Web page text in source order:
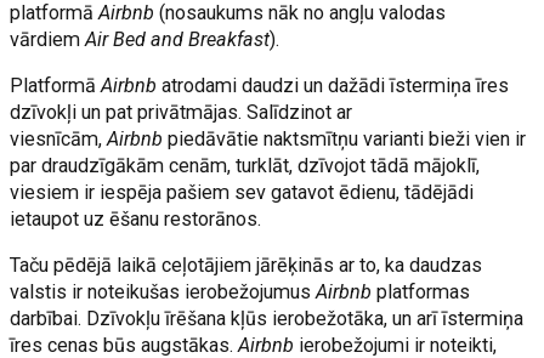
platformāAirbnb(nosaukums nāk no angļu valodas
vārdiemAir Bed and Breakfast).
PlatformāAirbnbatrodami daudzi un dažādi īstermiņa īres
dzīvokļi un pat privātmājas. Salīdzinot ar
viesnīcām,Airbnbpiedāvātie naktsmītņu varianti bieži vien ir
par draudzīgākām cenām, turklāt, dzīvojot tādā mājoklī,
viesiem ir iespēja pašiem sev gatavot ēdienu, tādējādi
ietaupot uz ēšanu restorānos.
Taču pēdējā laikā ceļotājiem jārēķinās ar to, ka daudzas
valstis ir noteikušas ierobežojumusAirbnbplatformas
darbībai. Dzīvokļu īrēšana kļūs ierobežotāka, un arī īstermiņa
īres cenas būs augstākas.Airbnb ierobežojumi ir noteikti,